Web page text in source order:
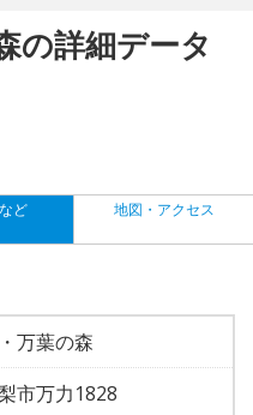
の詳細データ
ど 地図・アクセス
万葉の森
市万力1828